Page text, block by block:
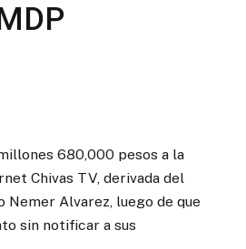
680,000 pesos a la
Chivas TV, derivada del
Alvarez, luego de que
sin notificar a sus